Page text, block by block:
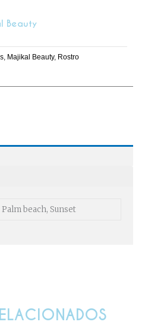
Beauty
Majikal Beauty, Rostro
Palm beach, Sunset